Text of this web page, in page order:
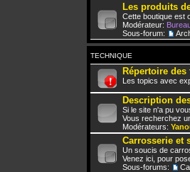
Les produits
Cette boutique est
Modérateur:
Sous-forum:
TECHNIQUE
Répertoire
Les topics avec
Description
Si le site n'a pu
Vous recherchez
Modérateurs:
Carrosserie et
Un soucis de
Venez ici, pour
Sous-forums: